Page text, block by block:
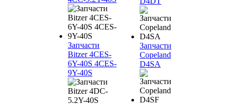
Запчасти
Bitzer 4CES-
6Y-40S 4CES-
9Y-40S
Запчасти
Copeland
D4SA